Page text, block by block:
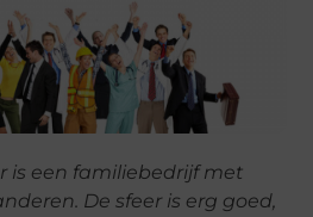
is een familiebedrijf met
De sfeer is erg goed,